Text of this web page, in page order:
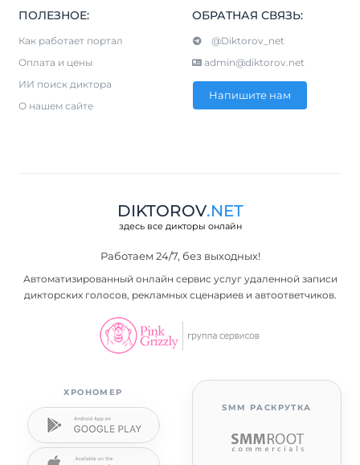
ПОЛЕЗНОЕ:
Как работает портал
Оплата и цены
ИИ поиск диктора
О нашем сайте
ОБРАТНАЯ СВЯЗЬ:
@Diktorov_net
admin@diktorov.net
Напишите нам
DIKTOROV.NET
здесь все дикторы онлайн
Работаем 24/7, без выходных!
Автоматизированный онлайн сервис услуг удаленной записи
дикторских голосов, рекламных сценариев и автоответчиков.
ХРОНОМЕР
SMM РАСКРУТКА